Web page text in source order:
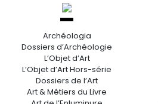
Archéologia
Dossiers d’Archéologie
L’Objet d’Art
L’Objet d’Art Hors-série
Dossiers de l’Art
Art & Métiers du Livre